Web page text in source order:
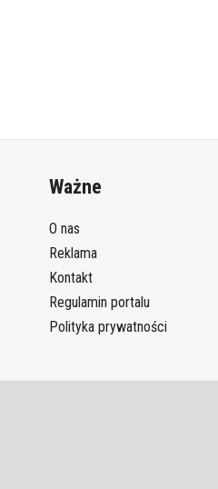
Ważne
O nas
Reklama
Kontakt
Regulamin portalu
Polityka prywatności